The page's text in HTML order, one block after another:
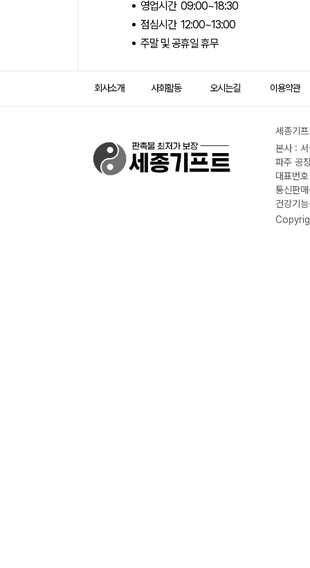
영업시간 09:00~18:30
점심시간 12:00~13:00
주말 및 공휴일 휴무
회사소개 사회활동 오시는길 이용약관
세종기
본사 :
파주 공
대표번
통신판
건강기